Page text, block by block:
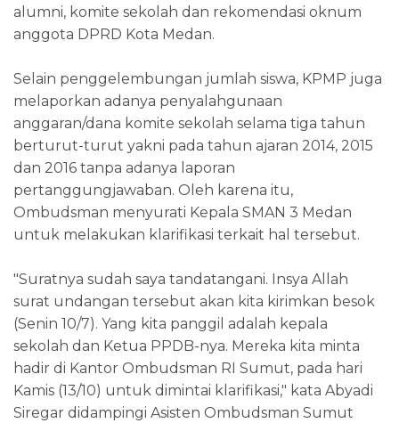
alumni, komite sekolah dan rekomendasi oknum
anggota DPRD Kota Medan.
Selain penggelembungan jumlah siswa, KPMP juga
melaporkan adanya penyalahgunaan
anggaran/dana komite sekolah selama tiga tahun
berturut-turut yakni pada tahun ajaran 2014, 2015
dan 2016 tanpa adanya laporan
pertanggungjawaban. Oleh karena itu,
Ombudsman menyurati Kepala SMAN 3 Medan
untuk melakukan klarifikasi terkait hal tersebut.
"Suratnya sudah saya tandatangani. Insya Allah
surat undangan tersebut akan kita kirimkan besok
(Senin 10/7). Yang kita panggil adalah kepala
sekolah dan Ketua PPDB-nya. Mereka kita minta
hadir di Kantor Ombudsman RI Sumut, pada hari
Kamis (13/10) untuk dimintai klarifikasi," kata Abyadi
Siregar didampingi Asisten Ombudsman Sumut